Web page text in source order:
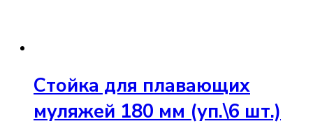
Стойка для плавающих
муляжей 180 мм (уп.\6 шт.)